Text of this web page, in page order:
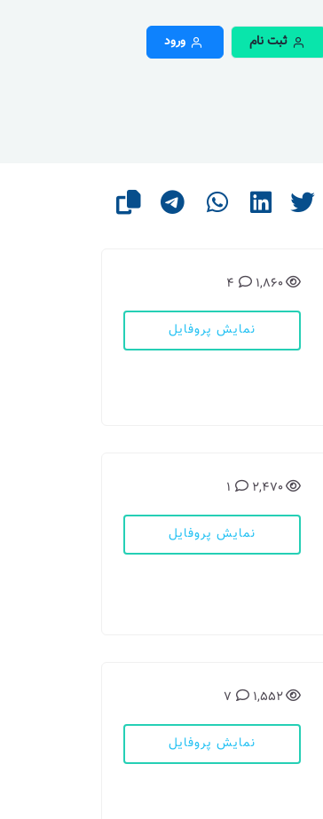
ثبت نام ورود
1,860
4
نمایش پروفایل
2,470
1
نمایش پروفایل
1,552
7
نمایش پروفایل